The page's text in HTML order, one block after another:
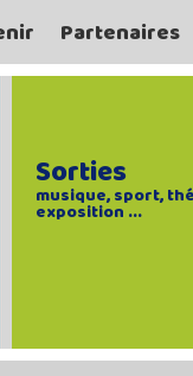
Partenaires
Sorties
musique, sport,
exposition ...